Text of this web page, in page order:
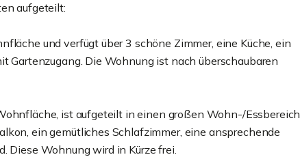
aufgeteilt:
und verfügt über 3 schöne Zimmer, eine Küche, ein
Gartenzugang. Die Wohnung ist nach überschaubaren
ist aufgeteilt in einen großen Wohn-/Essbereich
ein gemütliches Schlafzimmer, eine ansprechende
Diese Wohnung wird in Kürze frei.